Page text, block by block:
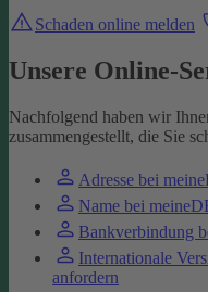
Schaden online melden
Unsere Online-
Nachfolgend haben wir
zusammengestellt, die Sie
Adresse bei
Name bei
Bankverbindung
Internationale
anfordern